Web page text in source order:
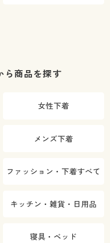
ら商品を探す
女性下着
メンズ下着
ファッション・下着すべて
キッチン・雑貨・日用品
寝具・ベッド